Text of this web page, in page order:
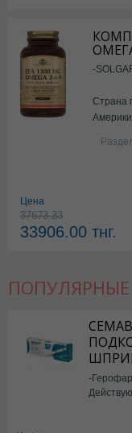
-
Страна
Америки
Цена
37673.33
33906.00 тнг.
-